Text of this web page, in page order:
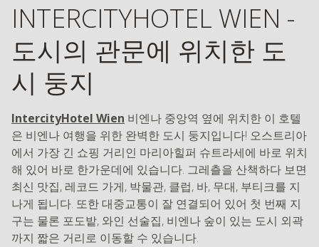
INTERCITYHOTEL WIEN -
도시의 관문에 위치한 도
시 둥지
IntercityHotel Wien 비엔나 중앙역 옆에 위치한 이 호텔
은 비엔나 여행을 위한 완벽한 도시 둥지입니다! 오스트리아
에서 가장 긴 쇼핑 거리인 마리아힐퍼 슈트라세에 바로 위치
해 있어 바로 한가운데에 있습니다. 그레츨을 산책하다 보면
최신 맛집, 레코드 가게, 박물관, 클럽, 바, 무대, 부티크를 지
나게 됩니다. 또한 대중교통이 잘 연결되어 있어 첫 번째 지
구는 물론 포도밭, 와인 선술집, 비엔나 숲이 있는 도시 외곽
까지 짧은 거리로 이동할 수 있습니다.